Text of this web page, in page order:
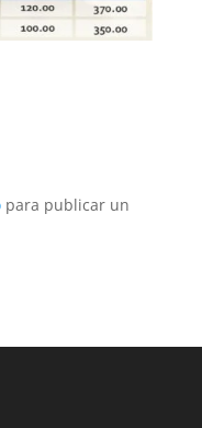
para publicar un